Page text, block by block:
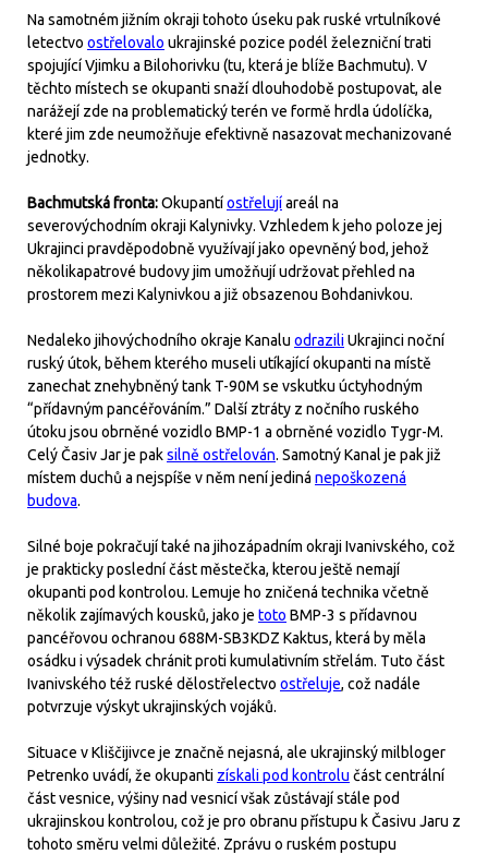
Na samotném jižním okraji tohoto úseku pak ruské vrtulníkové
letectvo ostřelovalo ukrajinské pozice podél železniční trati
spojující Vjimku a Bilohorivku (tu, která je blíže Bachmutu). V
těchto místech se okupanti snaží dlouhodobě postupovat, ale
narážejí zde na problematický terén ve formě hrdla údolíčka,
které jim zde neumožňuje efektivně nasazovat mechanizované
jednotky.
Bachmutská fronta:Okupantíostřelujíareál na
severovýchodním okraji Kalynivky. Vzhledem k jeho poloze jej
Ukrajinci pravděpodobně využívají jako opevněný bod, jehož
několikapatrové budovy jim umožňují udržovat přehled na
prostorem mezi Kalynivkou a již obsazenou Bohdanivkou.
Nedaleko jihovýchodního okraje Kanalu odraziliUkrajinci noční
ruský útok, během kterého museli utíkající okupanti na místě
zanechat znehybněný tank T-90M se vskutku úctyhodným
“přídavným pancéřováním.” Další ztráty z nočního ruského
útoku jsou obrněné vozidlo BMP-1 a obrněné vozidlo Tygr-M.
Celý Časiv Jar je paksilně ostřelován. Samotný Kanal je pak již
místem duchů a nejspíše v něm není jediná nepoškozená
budova.
Silné boje pokračují také na jihozápadním okraji Ivanivského, což
je prakticky poslední část městečka, kterou ještě nemají
okupanti pod kontrolou. Lemuje ho zničená technika včetně
několik zajímavých kousků, jako je toto BMP-3 s přídavnou
pancéřovou ochranou 688M-SB3KDZ Kaktus, která by měla
osádku i výsadek chránit proti kumulativním střelám. Tuto část
Ivanivského též ruské dělostřelectvo ostřeluje, což nadále
potvrzuje výskyt ukrajinských vojáků.
Situace v Kliščijivce je značně nejasná, ale ukrajinský milbloger
Petrenko uvádí, že okupanti získali pod kontrolu část centrální
část vesnice, výšiny nad vesnicí však zůstávají stále pod
ukrajinskou kontrolou, což je pro obranu přístupu k Časivu Jaru z
tohoto směru velmi důležité. Zprávu o ruském postupu